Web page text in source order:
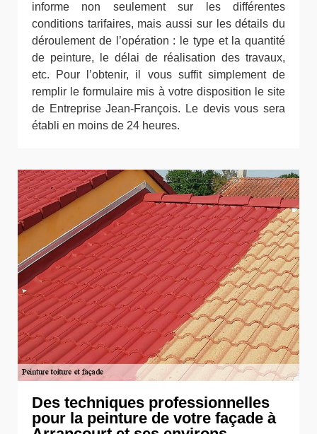
informe non seulement sur les différentes
conditions tarifaires, mais aussi sur les détails du
déroulement de l’opération : le type et la quantité
de peinture, le délai de réalisation des travaux,
etc. Pour l’obtenir, il vous suffit simplement de
remplir le formulaire mis à votre disposition le site
de Entreprise Jean-François. Le devis vous sera
établi en moins de 24 heures.
Des techniques professionnelles
pour la peinture de votre façade à